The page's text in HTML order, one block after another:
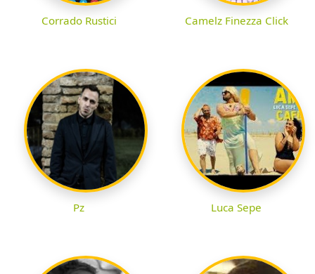
Corrado Rustici Camelz Finezza Click
Pz Luca Sepe